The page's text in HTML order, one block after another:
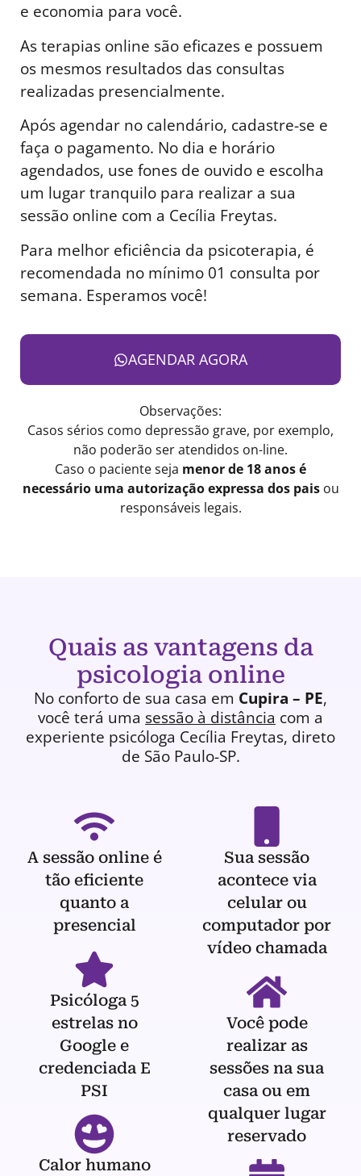
e economia para você.
As terapias online são eficazes e possuem
os mesmos resultados das consultas
realizadas presencialmente.
Após agendar no calendário, cadastre-se e
faça o pagamento. No dia e horário
agendados, use fones de ouvido e escolha
um lugar tranquilo para realizar a sua
sessão online com a Cecília Freytas.
Para melhor eficiência da psicoterapia, é
recomendada no mínimo 01 consulta por
semana. Esperamos você!
AGENDAR AGORA
Observações:
Casos sérios como depressão grave, por exemplo,
não poderão ser atendidos on-line.
Caso o paciente seja menor de 18 anos é
necessário uma autorização expressa dos paisou
responsáveis legais.
Quais as vantagens da
psicologia online
No conforto de sua casa em Cupira – PE,
você terá uma sessão à distância com a
experiente psicóloga Cecília Freytas, direto
de São Paulo-SP.
A sessão online é
tão eficiente
quanto a
presencial
Psicóloga 5
estrelas no
Google e
credenciada E
PSI
Calor humano
Sua sessão
acontece via
celular ou
computador por
vídeo chamada
Você pode
realizar as
sessões na sua
casa ou em
qualquer lugar
reservado